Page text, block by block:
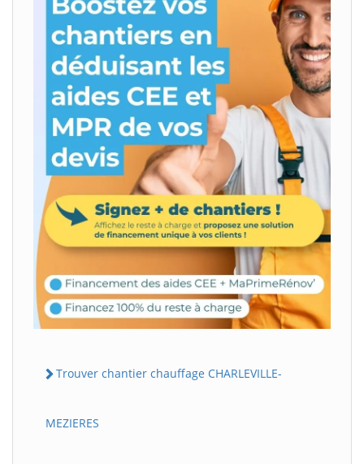
Trouver chantier chauffage CHARLEVILLE-
MEZIERES